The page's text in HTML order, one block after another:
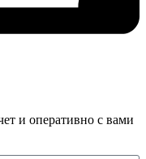
и оперативно с вами